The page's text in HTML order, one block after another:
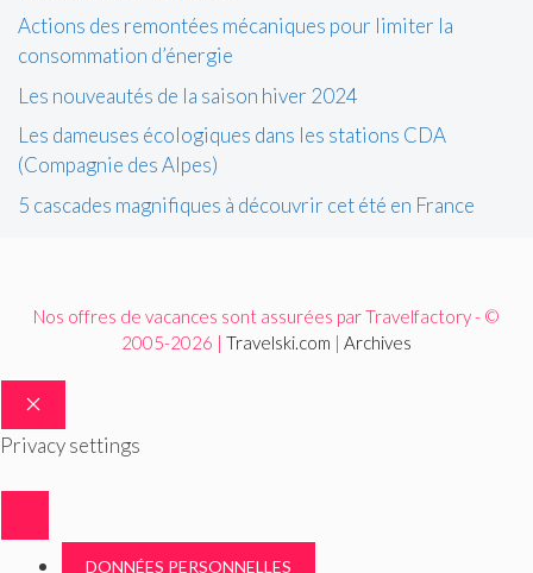
Actions des remontées mécaniques pour limiter la
consommation d’énergie
Les nouveautés de la saison hiver 2024
Les dameuses écologiques dans les stations CDA
(Compagnie des Alpes)
5 cascades magnifiques à découvrir cet été en France
Nos offres de vacances sont assurées par Travelfactory - ©
2005-2026 | Travelski.com | Archives
FERMER
Privacy settings
DONNÉES PERSONNELLES